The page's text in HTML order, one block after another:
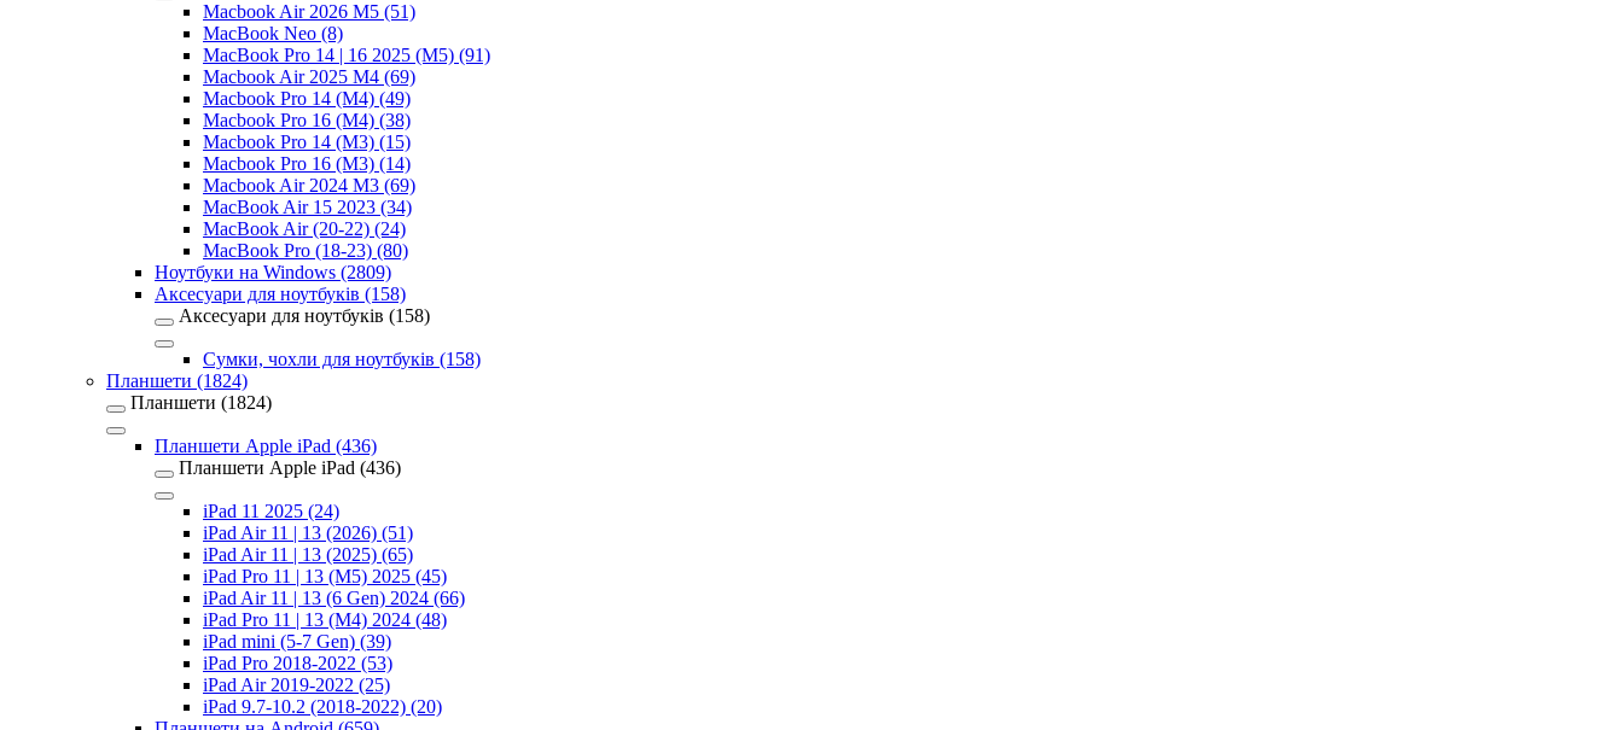
Macbook Air 2026 M5 (51)
MacBook Neo (8)
MacBook Pro 14 | 16 2025 (M5) (91)
Macbook Air 2025 M4 (69)
Macbook Pro 14 (M4) (49)
Macbook Pro 16 (M4) (38)
Macbook Pro 14 (M3) (15)
Macbook Pro 16 (M3) (14)
Macbook Air 2024 M3 (69)
MacBook Air 15 2023 (34)
MacBook Air (20-22) (24)
MacBook Pro (18-23) (80)
Ноутбуки на Windows (2809)
Аксесуари для ноутбуків (158)
Аксесуари для ноутбуків (158)
Сумки, чохли для ноутбуків (158)
Планшети (1824)
Планшети (1824)
Планшети Apple iPad (436)
Планшети Apple iPad (436)
iPad 11 2025 (24)
iPad Air 11 | 13 (2026) (51)
iPad Air 11 | 13 (2025) (65)
iPad Pro 11 | 13 (M5) 2025 (45)
iPad Air 11 | 13 (6 Gen) 2024 (66)
iPad Pro 11 | 13 (M4) 2024 (48)
iPad mini (5-7 Gen) (39)
iPad Pro 2018-2022 (53)
iPad Air 2019-2022 (25)
iPad 9.7-10.2 (2018-2022) (20)